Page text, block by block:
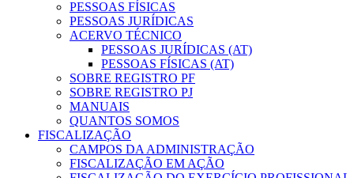
PESSOAS FÍSICAS
PESSOAS JURÍDICAS
ACERVO TÉCNICO
PESSOAS JURÍDICAS (AT)
PESSOAS FÍSICAS (AT)
SOBRE REGISTRO PF
SOBRE REGISTRO PJ
MANUAIS
QUANTOS SOMOS
FISCALIZAÇÃO
CAMPOS DA ADMINISTRAÇÃO
FISCALIZAÇÃO EM AÇÃO